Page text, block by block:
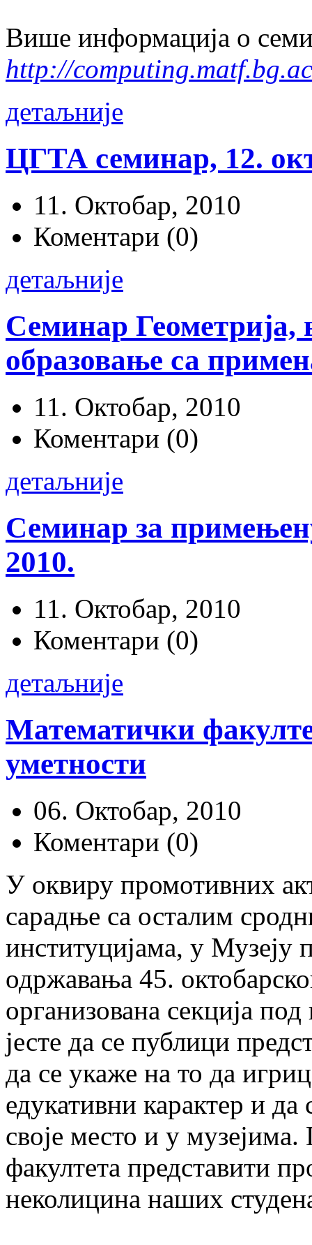
Више информација о
http://
детаљније
ЦГТА семинар, 12.
11. Октобар, 2010
Коментари (0)
детаљније
Семинар Геометрија,
образовање са
11. Октобар, 2010
Коментари (0)
детаљније
Семинар за
2010.
11. Октобар, 2010
Коментари (0)
детаљније
Математички
уметности
06. Октобар, 2010
Коментари (0)
У оквиру промотивних
сарадње са осталим
институцијама, у Музеју
одржавања 45.
организована секција
јесте да се публици
да се укаже на то да
едукативни карактер и
своје место и у
факултета представити
неколицина наших